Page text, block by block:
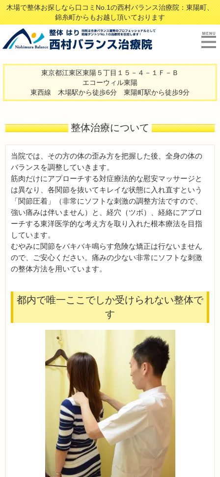
木場で整体お探しなら口コミNo.1の西村バランス治療院：東陽町、
錦糸町からもお越し頂いております
東京都江東区東陽５丁目１５－４－１Ｆ－Ｂ
エコーウィル東陽
東西線 木場駅から徒歩6分 東陽町駅から徒歩9分
整体治療について
当院では、その方の体の歪み方を把握した後、全身の体の
バランスを調整していきます。
筋肉だけにアプローチする対症療法的な慰安マッサージと
は異なり、各関節を抜いてキレイな状態に入れ直すという
「関節圧着」（非常にソフトな刺激の調整方法ですので、
強い痛みは伴いません）と、経穴（ツボ）、経絡にアプロ
ーチする東洋医学的な考え方を取り入れた根本療法を目指
しています。
むやみに関節をバキバキ鳴らす危険な矯正は行ないません
ので、ご安心ください。痛みの少ない非常にソフトな刺激
の整体方法を用いています。
都内で唯一ここでしか受けられない整体で
す